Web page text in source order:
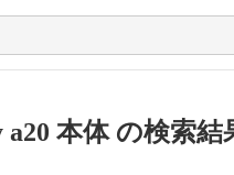
a20 本体 の検索結